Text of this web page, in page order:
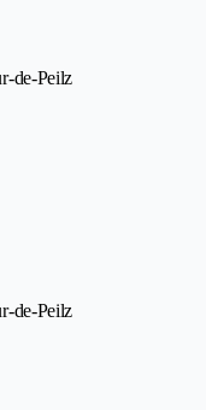
de-Peilz
de-Peilz